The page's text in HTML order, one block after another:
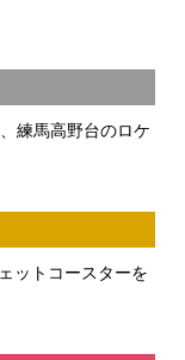
練馬高野台のロケ
ットコースターを